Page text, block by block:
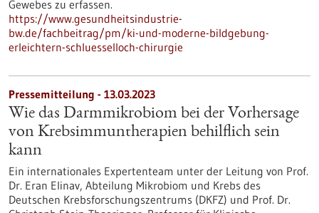
Gewebes zu erfassen.
https://www.gesundheitsindustrie-
bw.de/fachbeitrag/pm/ki-und-moderne-bildgebung-
erleichtern-schluesselloch-chirurgie
Pressemitteilung - 13.03.2023
Wie das Darmmikrobiom bei der Vorhersage
von Krebsimmuntherapien behilflich sein
kann
Ein internationales Expertenteam unter der Leitung von Prof.
Dr. Eran Elinav, Abteilung Mikrobiom und Krebs des
Deutschen Krebsforschungszentrums (DKFZ) und Prof. Dr.